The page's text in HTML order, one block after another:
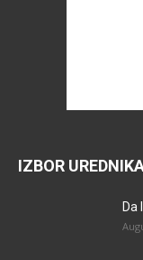
IZBOR
Da